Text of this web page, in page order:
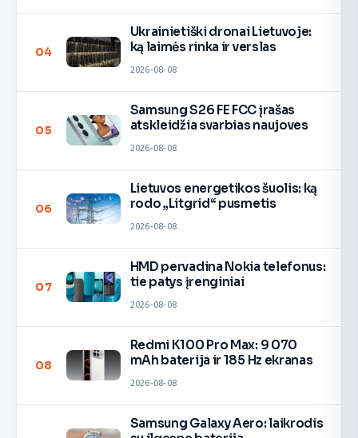
04
Ukrainietiški dronai Lietuvoje:
ką laimės rinka ir verslas
2026-08-08
05
Samsung S26 FE FCC įrašas
atskleidžia svarbias naujoves
2026-08-08
06
Lietuvos energetikos šuolis: ką
rodo „Litgrid“ pusmetis
2026-08-08
07
HMD pervadina Nokia telefonus:
tie patys įrenginiai
2026-08-08
08
Redmi K100 Pro Max: 9 070
mAh baterija ir 185 Hz ekranas
2026-08-08
Samsung Galaxy Aero: laikrodis